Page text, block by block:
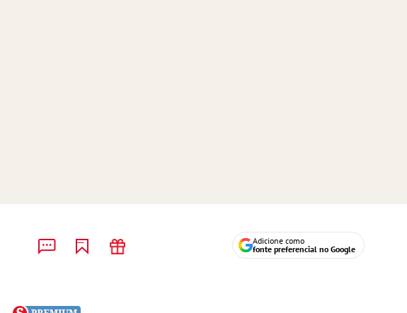
Adicione como
fonte preferencial no Google